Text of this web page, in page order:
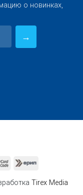
о новинках,
Tirex Media